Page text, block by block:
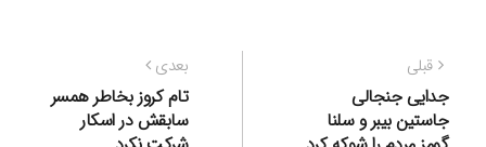
راهبری
نوشته
قبلی
قبلی:
جدایی جنجالی
جاستین بیبر و سلنا
بعدی
بعدی:
تام کروز بخاطر همسر
سابقش در اسکار